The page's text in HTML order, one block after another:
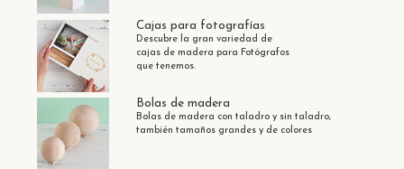
Cajas para fotografías
Descubre la gran variedad de
cajas de madera para Fotógrafos
que tenemos.
Bolas de madera
Bolas de madera con taladro y sin taladro,
también tamaños grandes y de colores